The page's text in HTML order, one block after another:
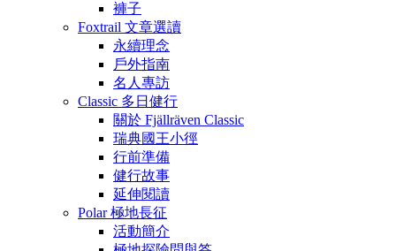
褲子
Foxtrail 文章選讀
永續理念
戶外指南
名人專訪
Classic 多日健行
關於 Fjällräven Classic
瑞典國王小徑
行前準備
健行故事
延伸閱讀
Polar 極地長征
活動簡介